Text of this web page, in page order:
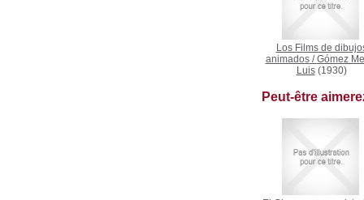
Los Films de
animados/Gómez
Luis(1930)
Peut-être